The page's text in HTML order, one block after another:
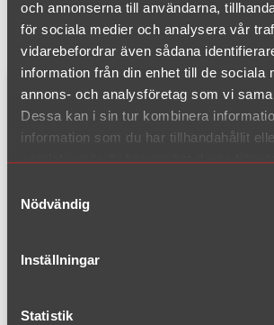
och annonserna till användarna,
för sociala medier och analysera vår
vidarebefordrar även sådana
information från din enhet till de sociala
annons- och analysföretag som vi
Dessa kan i sin tur kombinera
information som du har tillhandahållit
samlat in när du har använt deras
Nödvändig
Inställningar
Statistik
1 träffar
Komplett kit